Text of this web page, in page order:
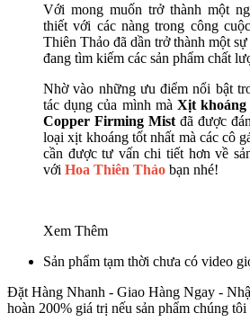
Với mong muốn trở thành một
thiết với các nàng trong công
Thiên Thảo đã dần trở thành một
đang tìm kiếm các sản phẩm chất
Nhờ vào những ưu điểm nổi bật
tác dụng của mình mà Xịt khoáng
Copper Firming Mistđã được
loại xịt khoáng tốt nhất mà các cô
cần được tư vấn chi tiết hơn về
với Hoa Thiên Thảo bạn nhé!
Xem Thêm
Sản phẩm tạm thời chưa có video
Đặt Hàng Nhanh - Giao Hàng Ngay -
hoàn 200% giá trị nếu sản phẩm chúng